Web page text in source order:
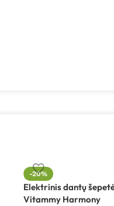
-20%
Elektrinis dantų
Vitammy Harmony